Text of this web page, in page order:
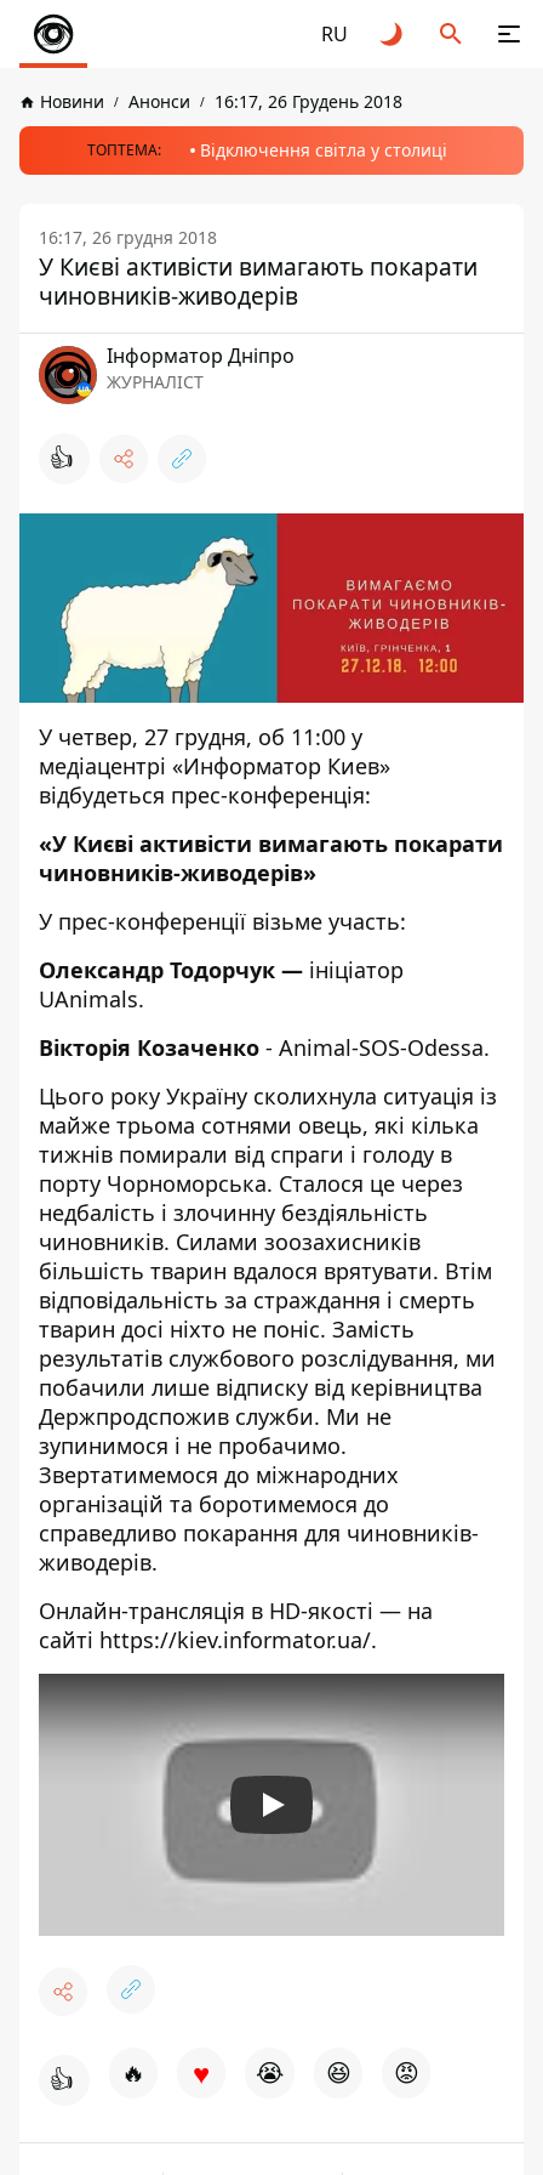
RU
Новини Анонси 16:17, 26 Грудень 2018
ТОПТЕМА: Відключення світла у столиці
16:17, 26 грудня 2018
У Києві активісти вимагають покарати
чиновників-живодерів
Інформатор Дніпро
ЖУРНАЛІСТ
👍
У четвер, 27 грудня, об 11:00 у
медіацентрі «Информатор Киев»
відбудеться прес-конференція:
«У Києві активісти вимагають покарати
чиновників-живодерів»
У прес-конференції візьме участь:
Олександр Тодорчук — ініціатор
UAnimals.
Вікторія Козаченко - Animal-SOS-Odessa.
Цього року Україну сколихнула ситуація із
майже трьома сотнями овець, які кілька
тижнів помирали від спраги і голоду в
порту Чорноморська. Сталося це через
недбалість і злочинну бездіяльність
чиновників. Силами зоозахисників
більшість тварин вдалося врятувати. Втім
відповідальність за страждання і смерть
тварин досі ніхто не поніс. Замість
результатів службового розслідування, ми
побачили лише відписку від керівництва
Держпродспожив служби. Ми не
зупинимося і не пробачимо.
Звертатимемося до міжнародних
організацій та боротимемося до
справедливо покарання для чиновників-
живодерів.
Онлайн-трансляція в HD-якості — на
сайті https://kiev.informator.ua/.
Play
👍 🔥 ♥ 😭 😆 😡